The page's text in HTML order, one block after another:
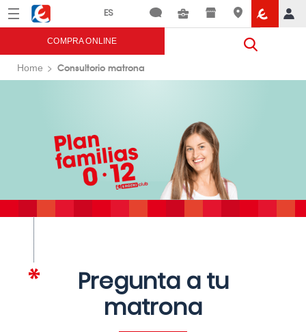
Menú Eroski
COMPRA ONLINE
Home Consultorio matrona
Pregunta a tu
matrona